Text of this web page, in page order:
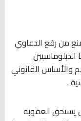
من رفع الدعاوي
الدبلوماسيين
والأساس القانوني
.
يستحق العقوبة